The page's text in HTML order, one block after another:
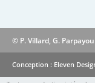
© P. Villard, G.
Conception : Eleven